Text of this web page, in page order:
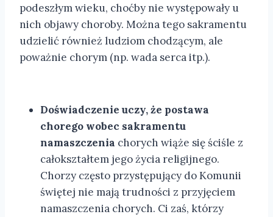
podeszłym wieku, choćby nie występowały u
nich objawy choroby. Można tego sakramentu
udzielić również ludziom chodzącym, ale
poważnie chorym (np. wada serca itp.).
Doświadczenie uczy, że postawa
chorego wobec sakramentu
namaszczenia chorych wiąże się ściśle z
całokształtem jego życia religijnego.
Chorzy często przystępujący do Komunii
świętej nie mają trudności z przyjęciem
namaszczenia chorych. Ci zaś, którzy